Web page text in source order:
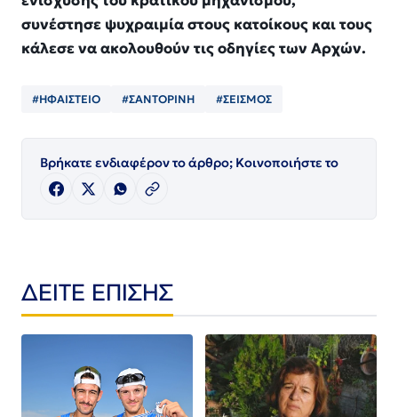
συνέστησε ψυχραιμία στους κατοίκους και τους
κάλεσε να ακολουθούν τις οδηγίες των Αρχών.
#ΗΦΑΙΣΤΕΙΟ #ΣΑΝΤΟΡΙΝΗ #ΣΕΙΣΜΟΣ
Βρήκατε ενδιαφέρον το άρθρο; Κοινοποιήστε το
ΔΕΙΤΕ ΕΠΙΣΗΣ